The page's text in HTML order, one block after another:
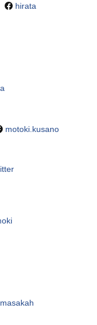
hirata
motoki.kusano
masakah